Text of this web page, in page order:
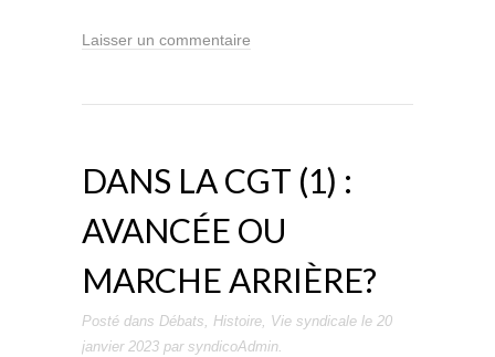
Laisser un commentaire
DANS LA CGT (1) :
AVANCÉE OU
MARCHE ARRIÈRE?
Posté dans Débats, Histoire, Vie syndicale le 20
janvier 2023 par syndicoAdmin.